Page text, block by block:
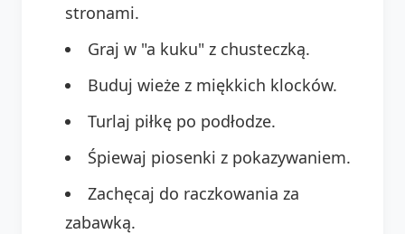
stronami.
Graj w "a kuku" z chusteczką.
Buduj wieże z miękkich klocków.
Turlaj piłkę po podłodze.
Śpiewaj piosenki z pokazywaniem.
Zachęcaj do raczkowania za
zabawką.